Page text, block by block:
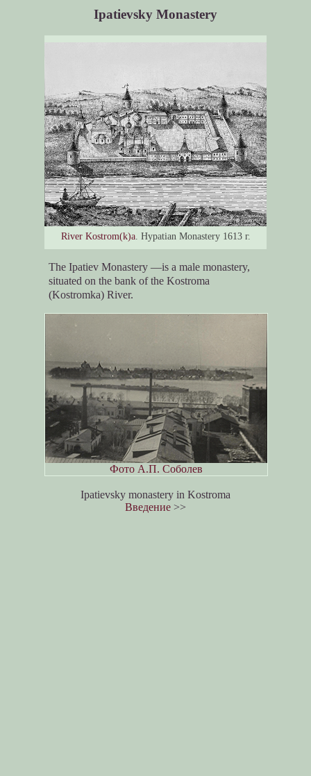
Ipatievsky Monastery
River Kostrom(k)a. Hypatian Monastery 1613 г.
The Ipatiev Monastery —is a male monastery,
situated on the bank of the Kostroma
(Kostromka) River.
Фото А.П. Соболев
Ipatievsky monastery in Kostroma
Введение >>